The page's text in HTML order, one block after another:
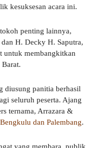
kesuksesan acara ini.
penting lainnya,
H. Decky H. Saputra,
untuk membangkitkan
diusung panitia berhasil
seluruh peserta. Ajang
ternama, Arrazara &
dan Palembang.
yang membara, publik